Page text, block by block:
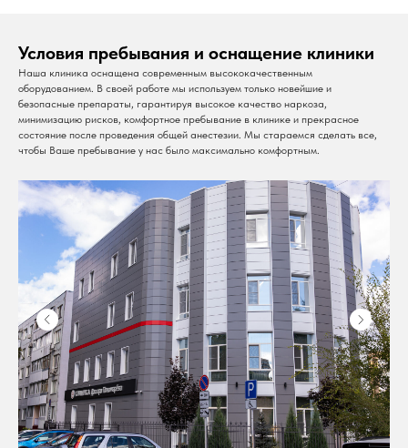
Условия пребывания и оснащение клиники
Наша клиника оснащена современным высококачественным
оборудованием. В своей работе мы используем только новейшие и
безопасные препараты, гарантируя высокое качество наркоза,
минимизацию рисков, комфортное пребывание в клинике и прекрасное
состояние после проведения общей анестезии. Мы стараемся сделать все,
чтобы Ваше пребывание у нас было максимально комфортным.